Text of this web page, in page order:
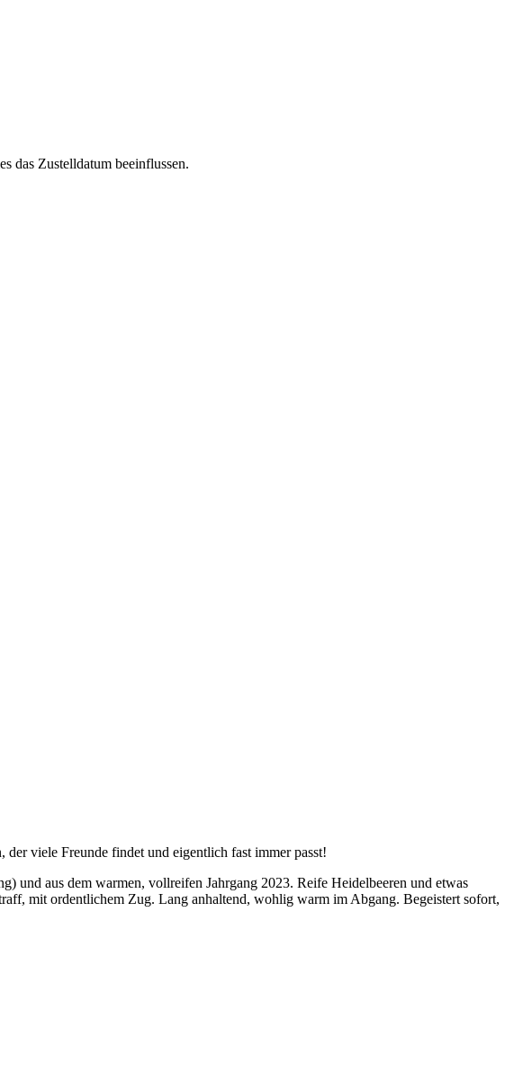
das Zustelldatum beeinflussen.
viele Freunde findet und eigentlich fast immer passt!
und aus dem warmen, vollreifen Jahrgang 2023. Reife Heidelbeeren und etwas
mit ordentlichem Zug. Lang anhaltend, wohlig warm im Abgang. Begeistert sofort,